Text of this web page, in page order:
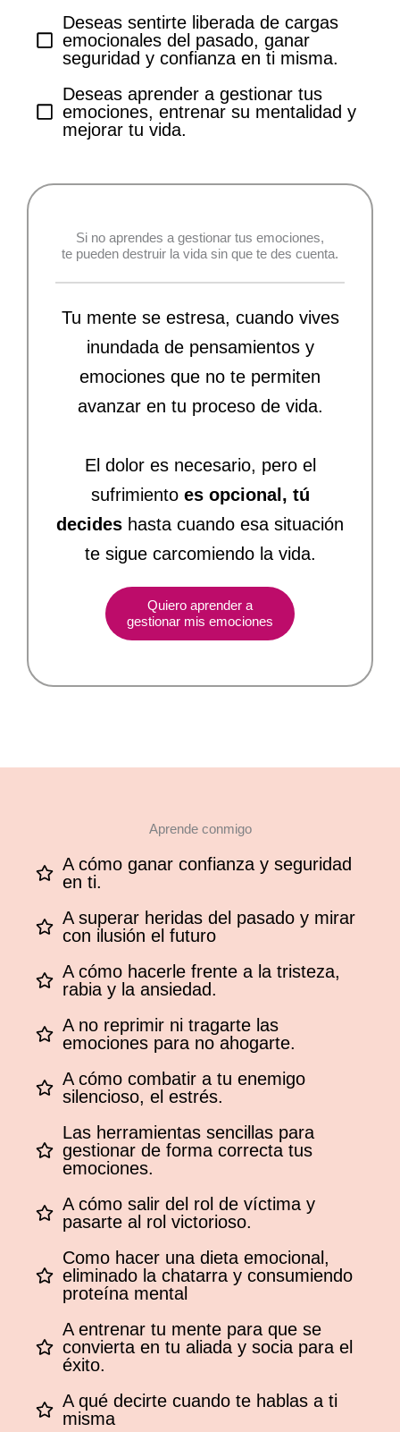
Deseas sentirte liberada de cargas
emocionales del pasado, ganar
seguridad y confianza en ti misma.
Deseas aprender a gestionar tus
emociones, entrenar su mentalidad y
mejorar tu vida.
Si no aprendes a gestionar tus emociones,
te pueden destruir la vida sin que te des cuenta.
Tu mente se estresa, cuando vives
inundada de pensamientos y
emociones que no te permiten
avanzar en tu proceso de vida.
El dolor es necesario, pero el
sufrimiento es opcional, tú
decides hasta cuando esa situación
te sigue carcomiendo la vida.
Quiero aprender a
gestionar mis emociones
Aprende conmigo
A cómo ganar confianza y seguridad
en ti.
A superar heridas del pasado y mirar
con ilusión el futuro
A cómo hacerle frente a la tristeza,
rabia y la ansiedad.
A no reprimir ni tragarte las
emociones para no ahogarte.
A cómo combatir a tu enemigo
silencioso, el estrés.
Las herramientas sencillas para
gestionar de forma correcta tus
emociones.
A cómo salir del rol de víctima y
pasarte al rol victorioso.
Como hacer una dieta emocional,
eliminado la chatarra y consumiendo
proteína mental
A entrenar tu mente para que se
convierta en tu aliada y socia para el
éxito.
A qué decirte cuando te hablas a ti
misma